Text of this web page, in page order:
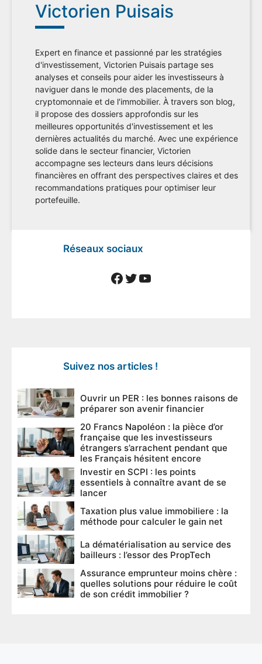
Victorien Puisais
Expert en finance et passionné par les stratégies
d'investissement, Victorien Puisais partage ses
analyses et conseils pour aider les investisseurs à
naviguer dans le monde des placements, de la
cryptomonnaie et de l'immobilier. À travers son blog,
il propose des dossiers approfondis sur les
meilleures opportunités d'investissement et les
dernières actualités du marché. Avec une expérience
solide dans le secteur financier, Victorien
accompagne ses lecteurs dans leurs décisions
financières en offrant des perspectives claires et des
recommandations pratiques pour optimiser leur
portefeuille.
Réseaux sociaux
Facebook
Twitter
YouTube
Suivez nos articles !
Ouvrir un PER : les bonnes raisons de
préparer son avenir financier
20 Francs Napoléon : la pièce d’or
française que les investisseurs
étrangers s’arrachent pendant que
les Français hésitent encore
Investir en SCPI : les points
essentiels à connaître avant de se
lancer
Taxation plus value immobiliere : la
méthode pour calculer le gain net
La dématérialisation au service des
bailleurs : l’essor des PropTech
Assurance emprunteur moins chère :
quelles solutions pour réduire le coût
de son crédit immobilier ?